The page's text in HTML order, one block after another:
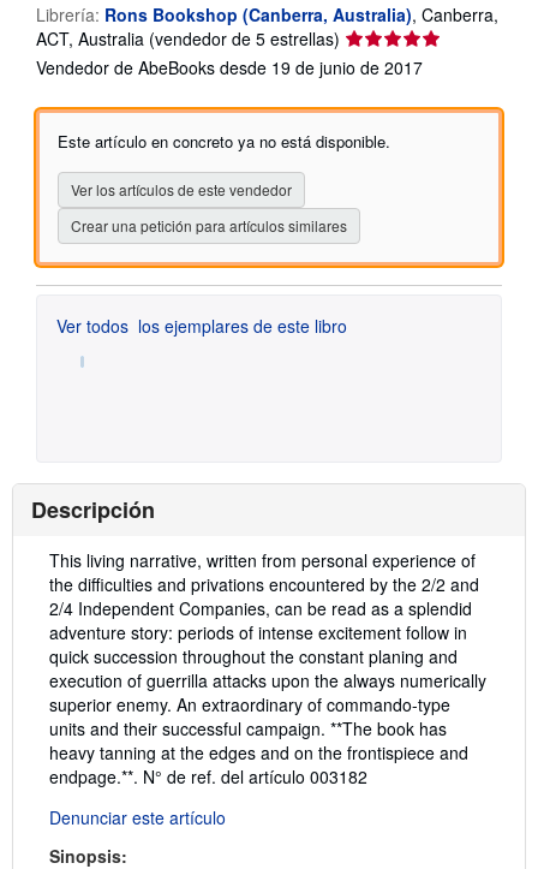
Librería: Rons Bookshop (Canberra, Australia), Canberra,
ACT, Australia (vendedor de 5 estrellas) Calificación
del
5
de
Vendedor de AbeBooks desde 19 de junio de 2017
Este artículo en concreto ya no está disponible.
Ver los artículos de este vendedor
Crear una petición para artículos similares
Ver todos los ejemplares de este libro
Descripción
Descripción:
This living narrative, written from personal experience of
the difficulties and privations encountered by the 2/2 and
2/4 Independent Companies, can be read as a splendid
adventure story: periods of intense excitement follow in
quick succession throughout the constant planing and
execution of guerrilla attacks upon the always numerically
superior enemy. An extraordinary of commando-type
units and their successful campaign. **The book has
heavy tanning at the edges and on the frontispiece and
endpage.**. N° de ref. del artículo 003182
Denunciar este artículo
Sinopsis: